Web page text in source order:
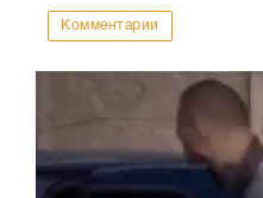
Комментарии